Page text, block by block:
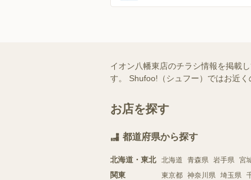
イオン八幡東店のチラシ情報を掲載
す。 Shufoo!（シュフー）ではお近
お店を探す
都道府県から探す
北海道・東北 北海道 青森県 岩手県 宮
関東 東京都 神奈川県 埼玉県